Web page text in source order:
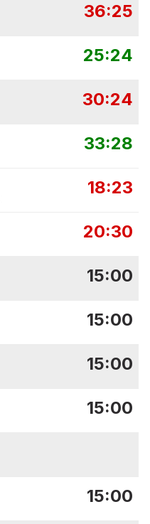
36:25
25:24
30:24
33:28
18:23
20:30
15:00
15:00
15:00
15:00
15:00